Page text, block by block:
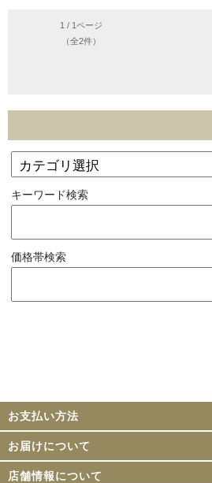
1 / 1ページ
（全2件）
キーワード検索
価格帯検索
お支払い方法
お届けについて
店舗情報について